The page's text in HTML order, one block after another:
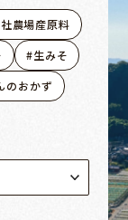
農場産原料
生みそ
のおかず